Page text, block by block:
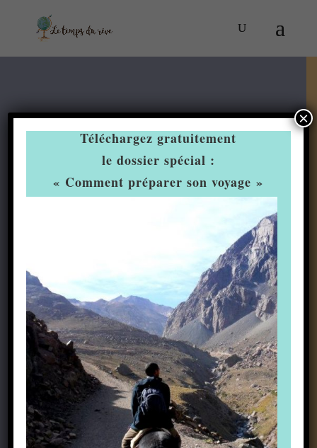
Téléchargez gratuitement
le dossier spécial :
« Comment préparer son voyage »
×